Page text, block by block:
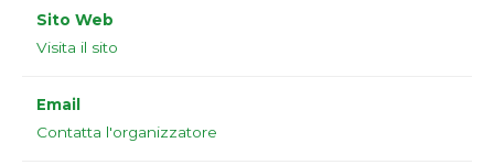
Sito Web
Visita il sito
Email
Contatta l'organizzatore